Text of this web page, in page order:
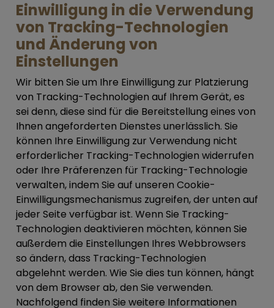
Einwilligung in die Verwendung
von Tracking-Technologien
und Änderung von
Einstellungen
Wir bitten Sie um Ihre Einwilligung zur Platzierung
von Tracking-Technologien auf Ihrem Gerät, es
sei denn, diese sind für die Bereitstellung eines von
Ihnen angeforderten Dienstes unerlässlich. Sie
können Ihre Einwilligung zur Verwendung nicht
erforderlicher Tracking-Technologien widerrufen
oder Ihre Präferenzen für Tracking-Technologie
verwalten, indem Sie auf unseren Cookie-
Einwilligungsmechanismus zugreifen, der unten auf
jeder Seite verfügbar ist. Wenn Sie Tracking-
Technologien deaktivieren möchten, können Sie
außerdem die Einstellungen Ihres Webbrowsers
so ändern, dass Tracking-Technologien
abgelehnt werden. Wie Sie dies tun können, hängt
von dem Browser ab, den Sie verwenden.
Nachfolgend finden Sie weitere Informationen